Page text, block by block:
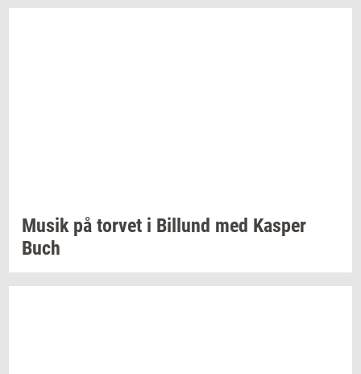
Musik på tor­vet i Bil­lund med Kas­per
Buch